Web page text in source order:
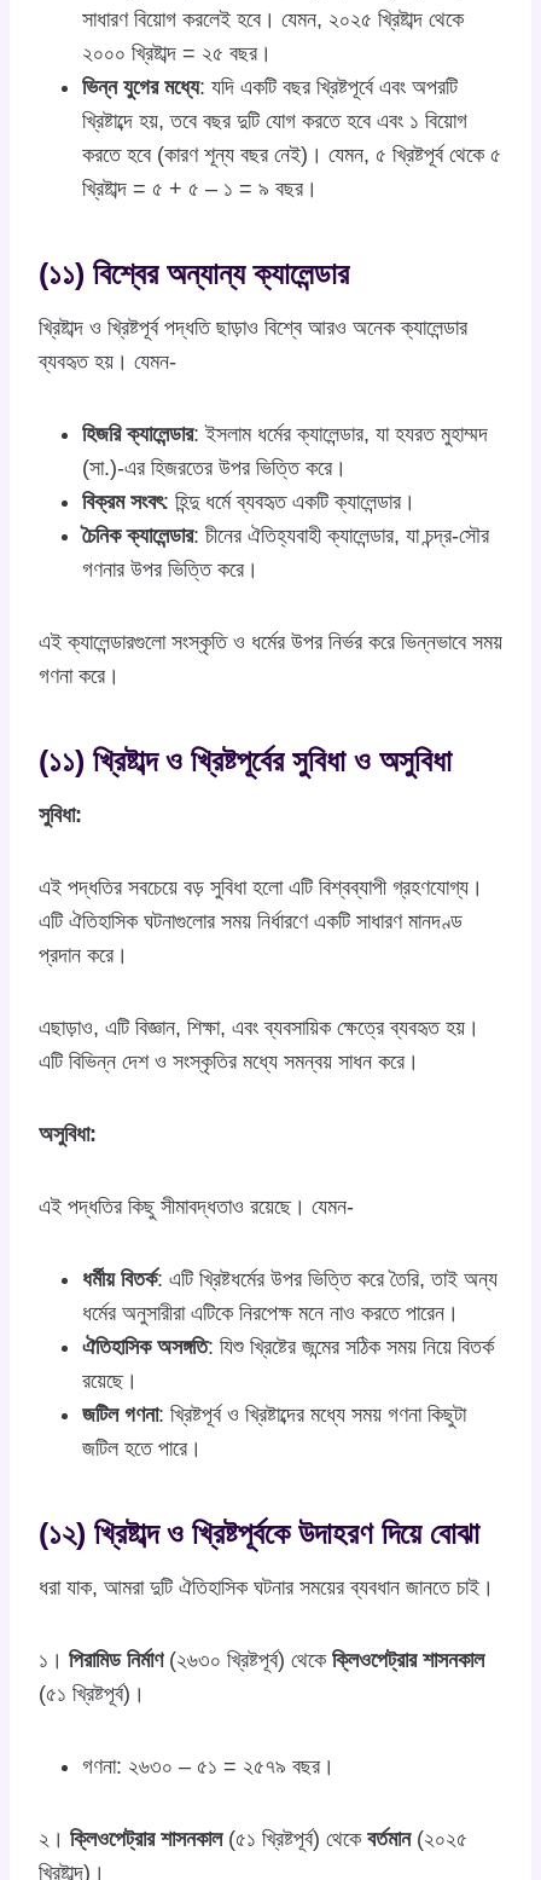
সাধারণ বিয়োগ করলেই হবে। যেমন, ২০২৫ খ্রিষ্টাব্দ থেকে
২০০০ খ্রিষ্টাব্দ = ২৫ বছর।
ভিন্ন যুগের মধ্যে: যদি একটি বছর খ্রিষ্টপূর্বে এবং অপরটি
খ্রিষ্টাব্দে হয়, তবে বছর দুটি যোগ করতে হবে এবং ১ বিয়োগ
করতে হবে (কারণ শূন্য বছর নেই)। যেমন, ৫ খ্রিষ্টপূর্ব থেকে ৫
খ্রিষ্টাব্দ = ৫ + ৫ – ১ = ৯ বছর।
(১১) বিশ্বের অন্যান্য ক্যালেন্ডার
খ্রিষ্টাব্দ ও খ্রিষ্টপূর্ব পদ্ধতি ছাড়াও বিশ্বে আরও অনেক ক্যালেন্ডার
ব্যবহৃত হয়। যেমন-
হিজরি ক্যালেন্ডার: ইসলাম ধর্মের ক্যালেন্ডার, যা হযরত মুহাম্মদ
(সা.)-এর হিজরতের উপর ভিত্তি করে।
বিক্রম সংবৎ: হিন্দু ধর্মে ব্যবহৃত একটি ক্যালেন্ডার।
চৈনিক ক্যালেন্ডার: চীনের ঐতিহ্যবাহী ক্যালেন্ডার, যা চন্দ্র-সৌর
গণনার উপর ভিত্তি করে।
এই ক্যালেন্ডারগুলো সংস্কৃতি ও ধর্মের উপর নির্ভর করে ভিন্নভাবে সময়
গণনা করে।
(১১) খ্রিষ্টাব্দ ও খ্রিষ্টপূর্বের সুবিধা ও অসুবিধা
সুবিধা:
এই পদ্ধতির সবচেয়ে বড় সুবিধা হলো এটি বিশ্বব্যাপী গ্রহণযোগ্য।
এটি ঐতিহাসিক ঘটনাগুলোর সময় নির্ধারণে একটি সাধারণ মানদণ্ড
প্রদান করে।
এছাড়াও, এটি বিজ্ঞান, শিক্ষা, এবং ব্যবসায়িক ক্ষেত্রে ব্যবহৃত হয়।
এটি বিভিন্ন দেশ ও সংস্কৃতির মধ্যে সমন্বয় সাধন করে।
অসুবিধা:
এই পদ্ধতির কিছু সীমাবদ্ধতাও রয়েছে। যেমন-
ধর্মীয় বিতর্ক: এটি খ্রিষ্টধর্মের উপর ভিত্তি করে তৈরি, তাই অন্য
ধর্মের অনুসারীরা এটিকে নিরপেক্ষ মনে নাও করতে পারেন।
ঐতিহাসিক অসঙ্গতি: যিশু খ্রিষ্টের জন্মের সঠিক সময় নিয়ে বিতর্ক
রয়েছে।
জটিল গণনা: খ্রিষ্টপূর্ব ও খ্রিষ্টাব্দের মধ্যে সময় গণনা কিছুটা
জটিল হতে পারে।
(১২) খ্রিষ্টাব্দ ও খ্রিষ্টপূর্বকে উদাহরণ দিয়ে বোঝা
ধরা যাক, আমরা দুটি ঐতিহাসিক ঘটনার সময়ের ব্যবধান জানতে চাই।
১। পিরামিড নির্মাণ(২৬৩০ খ্রিষ্টপূর্ব) থেকে ক্লিওপেট্রার শাসনকাল
(৫১ খ্রিষ্টপূর্ব)।
গণনা: ২৬৩০ – ৫১ = ২৫৭৯ বছর।
২। ক্লিওপেট্রার শাসনকাল(৫১ খ্রিষ্টপূর্ব) থেকে বর্তমান(২০২৫
খ্রিষ্টাব্দ)।